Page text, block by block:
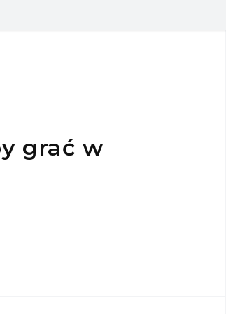
grać w